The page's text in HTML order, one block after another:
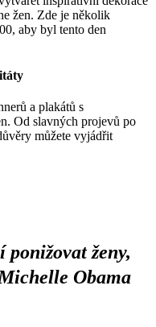
žen. Zde je několik
aby byl tento den
a plakátů s
Od slavných projevů po
můžete vyjádřit
ženy,
Obama